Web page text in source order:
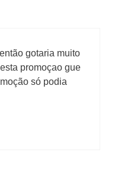
gotaria muito
promoçao gue
só podia